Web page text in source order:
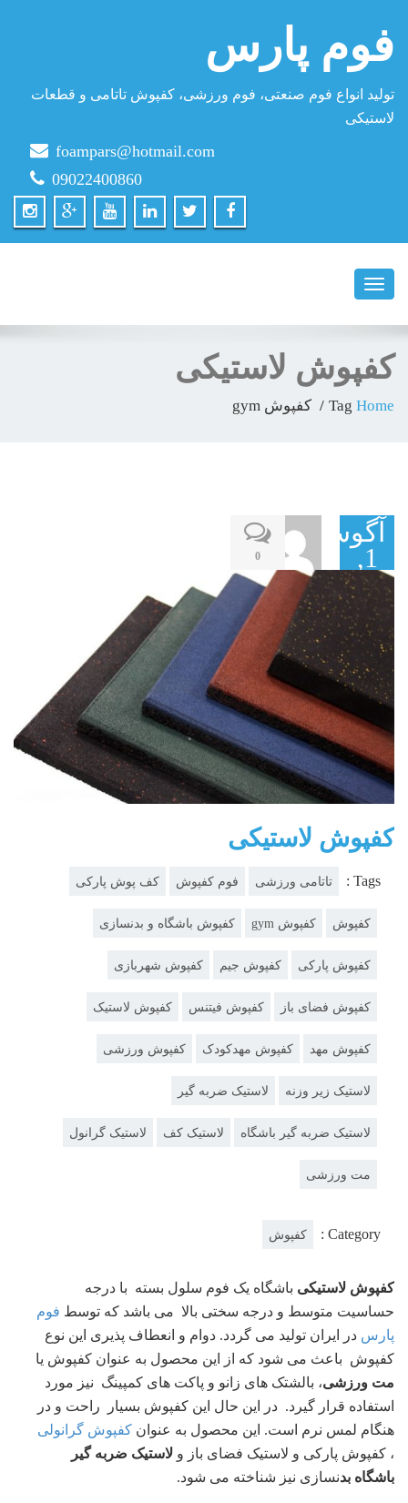
فوم پارس
تولید انواع فوم صنعتی، فوم ورزشی، کفپوش تاتامی و قطعات
لاستیکی
foampars@hotmail.com
09022400860
Toggle
navigation
کفپوش لاستیکی
Home کفپوش gym
آگوست
1,
2017
0
کفپوش لاستیکی
Tags : تاتامی ورزشی فوم کفپوش کف پوش پارکی
کفپوش کفپوش gym کفپوش باشگاه و بدنسازی
کفپوش پارکی کفپوش جیم کفپوش شهربازی
کفپوش فضای باز کفپوش فیتنس کفپوش لاستیک
کفپوش مهد کفپوش مهدکودک کفپوش ورزشی
لاستیک زیر وزنه لاستیک ضربه گیر
لاستیک ضربه گیر باشگاه لاستیک کف لاستیک گرانول
مت ورزشی
Category : کفپوش
کفپوش لاستیکی باشگاه یک فوم سلول بسته با درجه
حساسیت متوسط و درجه سختی بالا می باشد که توسط فوم
پارس در ایران تولید می گردد. دوام و انعطاف پذیری این نوع
کفپوش باعث می شود که از این محصول به عنوان کفپوش یا
مت ورزشی، بالشتک های زانو و پاکت های کمپینگ نیز مورد
استفاده قرار گیرد. در این حال این کفپوش بسیار راحت و در
هنگام لمس نرم است. این محصول به عنوان کفپوش گرانولی
، کفپوش پارکی و لاستیک فضای باز و لاستیک ضربه گیر
باشگاه بدنسازی نیز شناخته می شود.